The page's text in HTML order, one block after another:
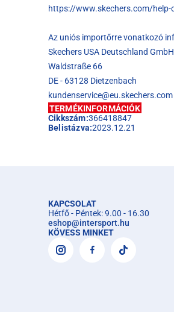
https://www.skechers.com/help-
Az uniós importőrre vonatkozó
Skechers USA Deutschland GmbH
Waldstraße 66
DE - 63128 Dietzenbach
kundenservice@eu.skechers.com
TERMÉKINFORMÁCIÓK
Cikkszám:366418847
Belistázva:2023.12.21
KAPCSOLAT
Hétfő - Péntek: 9.00 - 16.30
eshop@intersport.hu
KÖVESS MINKET